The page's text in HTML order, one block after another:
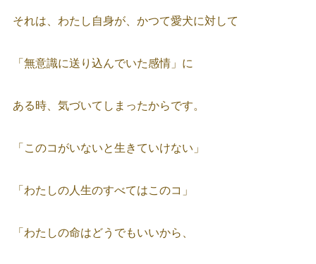
それは、わたし自身が、かつて愛犬に対して
「無意識に送り込んでいた感情」に
ある時、気づいてしまったからです。
「このコがいないと生きていけない」
「わたしの人生のすべてはこのコ」
「わたしの命はどうでもいいから、